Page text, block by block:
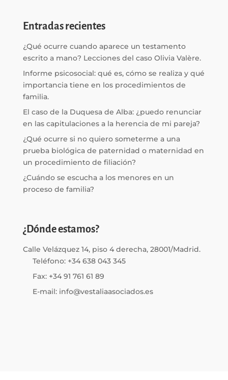
Entradas recientes
¿Qué ocurre cuando aparece un testamento
escrito a mano? Lecciones del caso Olivia Valère.
Informe psicosocial: qué es, cómo se realiza y qué
importancia tiene en los procedimientos de
familia.
El caso de la Duquesa de Alba: ¿puedo renunciar
en las capitulaciones a la herencia de mi pareja?
¿Qué ocurre si no quiero someterme a una
prueba biológica de paternidad o maternidad en
un procedimiento de filiación?
¿Cuándo se escucha a los menores en un
proceso de familia?
¿Dónde estamos?
Calle Velázquez 14, piso 4 derecha, 28001/Madrid.
Teléfono: +34 638 043 345
Fax: +34 91 761 61 89
E-mail: info@vestaliaasociados.es